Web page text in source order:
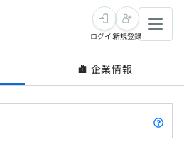
ログイン新規登録
企業情報